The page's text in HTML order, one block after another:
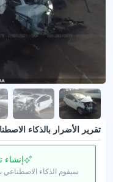
تقرير الأضرار بالذكاء
إنشاء
سيقوم الذكاء الاصطناعي